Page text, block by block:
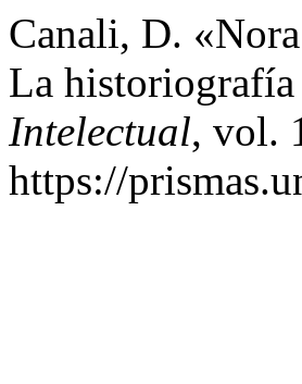
Canali, D.
La
Intelectual, vol.
https://